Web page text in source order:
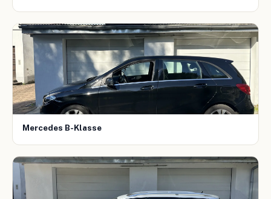
Mercedes B-Klasse